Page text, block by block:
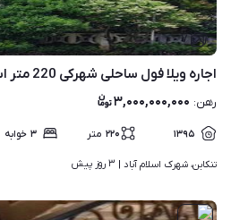
۷
اجاره ویلا فول ساحلی شهرکی 220 متر اسلام آباد
رهن: ۳,۰۰۰,۰۰۰,۰۰۰
۱۳۹۵ ۲۲۰ متر ۳ خوابه
تنکابن، شهرک اسلام آباد | ۳ روز پیش